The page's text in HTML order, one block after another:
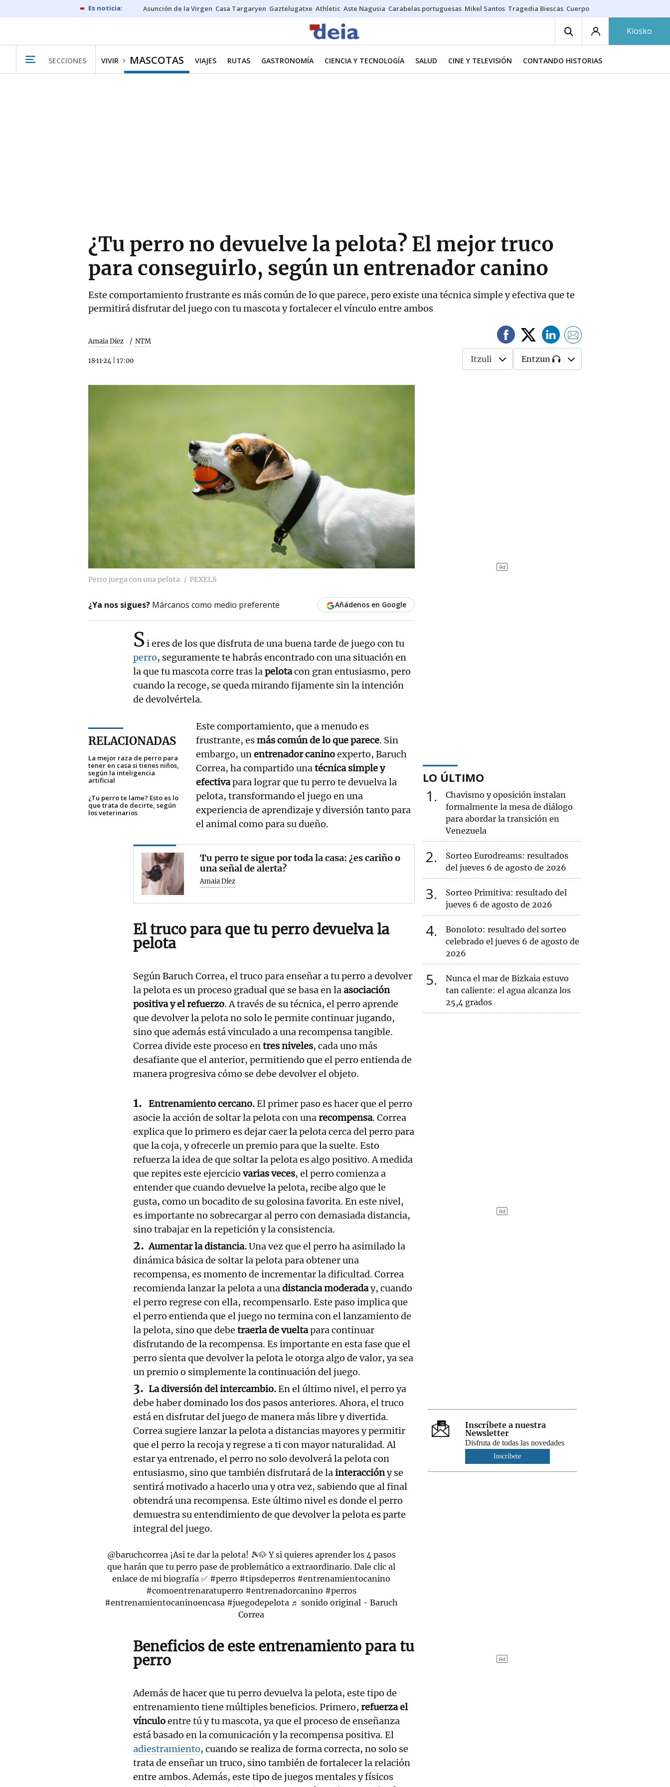
Asunción de la Virgen Casa Targaryen Gaztelugatxe Athletic Aste Nagusia Carabelas portuguesas Mikel Santos Tragedia Biescas Cuerpo ría
Kiosko
SECCIONES VIVIR MASCOTAS VIAJES RUTAS GASTRONOMÍA CIENCIA Y TECNOLOGÍA SALUD CINE Y TELEVISIÓN CONTANDO HISTORIAS
¿Tu perro no devuelve la pelota? El mejor truco
para conseguirlo, según un entrenador canino
Este comportamiento frustrante es más común de lo que parece, pero existe una técnica simple y efectiva que te
permitirá disfrutar del juego con tu mascota y fortalecer el vínculo entre ambos
Amaia Díez NTM
18·11·24 17:00 Itzuli Entzun
Perro juega con una pelota PEXELS
¿Ya nos sigues? Márcanos como medio preferente Añádenos en Google
Si eres de los que disfruta de una buena tarde de juego con tu
perro, seguramente te habrás encontrado con una situación en
la que tu mascota corre tras lapelotacon gran entusiasmo, pero
cuando la recoge, se queda mirando fijamente sin la intención
de devolvértela.
RELACIONADAS
La mejor raza de perro para
tener en casa si tienes niños,
según la inteligencia
artificial
¿Tu perro te lame? Esto es lo
que trata de decirte, según
los veterinarios
Este comportamiento, que a menudo es
frustrante, esmás común de lo que parece. Sin
embargo, unentrenador caninoexperto, Baruch
Correa, ha compartido unatécnica simple y
efectivapara lograr que tu perro te devuelva la
pelota, transformando el juego en una
experiencia de aprendizaje y diversión tanto para
el animal como para su dueño.
Tu perro te sigue por toda la casa: ¿es cariño o
una señal de alerta?
Amaia Díez
El truco para que tu perro devuelva la
pelota
Según Baruch Correa, el truco para enseñar a tu perro a devolver
la pelota es un proceso gradual que se basa en laasociación
positiva y el refuerzo. A través de su técnica, el perro aprende
que devolver la pelota no solo le permite continuar jugando,
sino que además está vinculado a una recompensa tangible.
Correa divide este proceso entres niveles, cada uno más
desafiante que el anterior, permitiendo que el perro entienda de
manera progresiva cómo se debe devolver el objeto.
Entrenamiento cercano.El primer paso es hacer que el perro
asocie la acción de soltar la pelota con unarecompensa. Correa
explica que lo primero es dejar caer la pelota cerca del perro para
que la coja, y ofrecerle un premio para que la suelte. Esto
refuerza la idea de que soltar la pelota es algo positivo. A medida
que repites este ejercicio varias veces, el perro comienza a
entender que cuando devuelve la pelota, recibe algo que le
gusta, como un bocadito de su golosina favorita. En este nivel,
es importante no sobrecargar al perro con demasiada distancia,
sino trabajar en la repetición y la consistencia.
Aumentar la distancia.Una vez que el perro ha asimilado la
dinámica básica de soltar la pelota para obtener una
recompensa, es momento de incrementar la dificultad. Correa
recomienda lanzar la pelota a unadistancia moderaday, cuando
el perro regrese con ella, recompensarlo. Este paso implica que
el perro entienda que el juego no termina con el lanzamiento de
la pelota, sino que debe traerla de vueltapara continuar
disfrutando de la recompensa. Es importante en esta fase que el
perro sienta que devolver la pelota le otorga algo de valor, ya sea
un premio o simplemente la continuación del juego.
La diversión del intercambio.En el último nivel, el perro ya
debe haber dominado los dos pasos anteriores. Ahora, el truco
está en disfrutar del juego de manera más libre y divertida.
Correa sugiere lanzar la pelota a distancias mayores y permitir
que el perro la recoja y regrese a ti con mayor naturalidad. Al
estar ya entrenado, el perro no solo devolverá la pelota con
entusiasmo, sino que también disfrutará de lainteraccióny se
sentirá motivado a hacerlo una y otra vez, sabiendo que al final
obtendrá una recompensa. Este último nivel es donde el perro
demuestra su entendimiento de que devolver la pelota es parte
integral del juego.
@baruchcorrea ¡Asi te dar la pelota! 🎾🐶 Y si quieres aprender los 4 pasos
que harán que tu perro pase de problemático a extraordinario. Dale clic al
enlace de mi biografía ✅ #perro #tipsdeperros #entrenamientocanino
#comoentrenaratuperro #entrenadorcanino #perros
#entrenamientocaninoencasa #juegodepelota ♬ sonido original - Baruch
Correa
Beneficios de este entrenamiento para tu
perro
Además de hacer que tu perro devuelva la pelota, este tipo de
entrenamiento tiene múltiples beneficios. Primero, refuerza el
vínculoentre tú y tu mascota, ya que el proceso de enseñanza
está basado en la comunicación y la recompensa positiva. El
adiestramiento, cuando se realiza de forma correcta, no solo se
trata de enseñar un truco, sino también de fortalecer la relación
entre ambos. Además, este tipo de juegos mentales y físicos
LO ÚLTIMO
1
Chavismo y oposición instalan
formalmente la mesa de diálogo
para abordar la transición en
Venezuela
2
Sorteo Eurodreams: resultados
del jueves 6 de agosto de 2026
3
Sorteo Primitiva: resultado del
jueves 6 de agosto de 2026
4
Bonoloto: resultado del sorteo
celebrado el jueves 6 de agosto de
2026
5
Nunca el mar de Bizkaia estuvo
tan caliente: el agua alcanza los
25,4 grados
Inscríbete a nuestra
Newsletter
Disfruta de todas las novedades
Inscríbete